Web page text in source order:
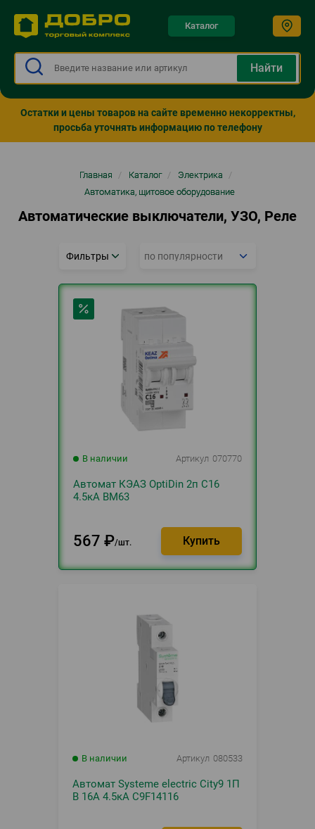
Каталог
Остатки и цены товаров на сайте временно некорректны,
просьба уточнять информацию по телефону
Главная / Каталог / Электрика
/
Автоматика, щитовое оборудование
Автоматические выключатели, УЗО, Реле
Фильтры
В наличии Артикул 070770
Автомат КЭАЗ OptiDin 2п С16
4.5кА BM63
567 ₽ шт.
В наличии Артикул 080533
Автомат Systeme electric City9 1П
B 16А 4.5кА C9F14116